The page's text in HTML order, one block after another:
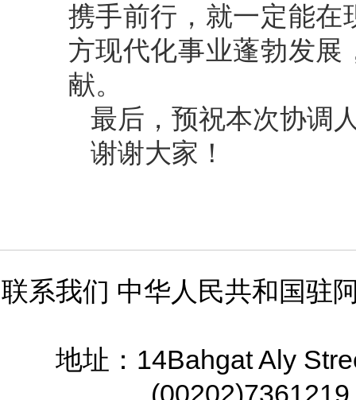
携手前行，就一定能在
方现代化事业蓬勃发展
献。
最后，预祝本次协调
谢谢大家！
联系我们 中华人民共和国驻
地址： 14Bahgat Aly
(00202)7361219